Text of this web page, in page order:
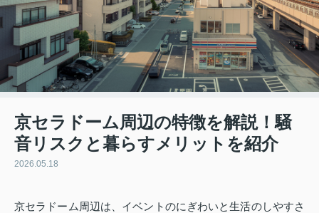
京セラドーム周辺の特徴を解説！騒
音リスクと暮らすメリットを紹介
2026.05.18
京セラドーム周辺は、イベントのにぎわいと生活のしやすさ